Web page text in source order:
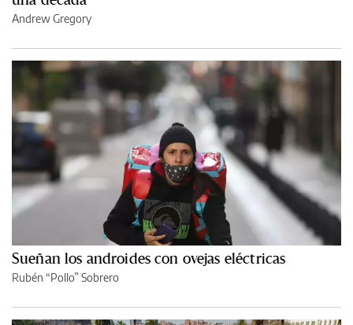
Andrew Gregory
Sueñan los androides con ovejas eléctricas
Rubén “Pollo” Sobrero